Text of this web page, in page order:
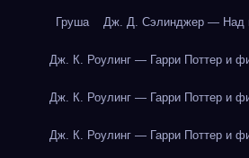
Груша Дж. Д. Сэлинджер — Над
Дж. К. Роулинг — Гарри Поттер и
Дж. К. Роулинг — Гарри Поттер и
Дж. К. Роулинг — Гарри Поттер и